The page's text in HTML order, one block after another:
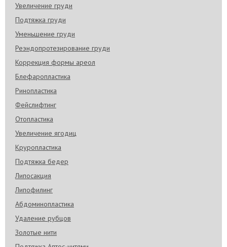
Увеличение груди
Подтяжка груди
Уменьшение груди
Реэндопротезирование груди
Коррекция формы ареол
Блефаропластика
Ринопластика
Фейслифтинг
Отопластика
Увеличение ягодиц
Круропластика
Подтяжка бедер
Липосакция
Липофилинг
Абдоминопластика
Удаление рубцов
Золотые нити